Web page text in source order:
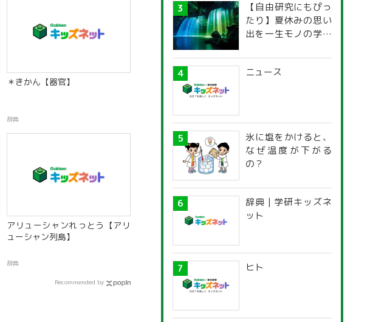
＊きかん【器官】
辞典
アリューシャンれっとう【アリ
ューシャン列島】
辞典
Recommended by
【自由研究にもぴっ
たり】夏休みの思い
出を一生モノの学び
探究ガイド
ニュース
氷に塩をかけると、
なぜ温度が下がる
の？
辞典 | 学研キッズネ
ット
ヒト